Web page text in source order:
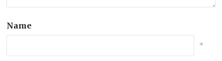
Name
*